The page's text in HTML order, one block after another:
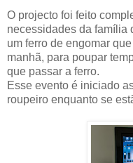
O projecto foi feito
necessidades da família
um ferro de engomar
manhã, para poupar
que passar a ferro.
Esse evento é iniciado
roupeiro enquanto se